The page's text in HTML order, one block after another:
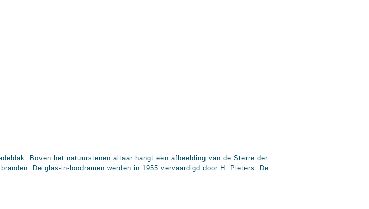
Boven het natuurstenen altaar hangt een afbeelding van de Sterre der
De glas-in-loodramen werden in 1955 vervaardigd door H. Pieters. De